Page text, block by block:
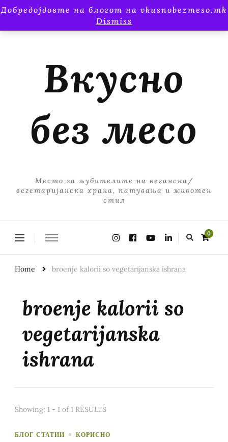
Добредојдовте на блогот на vkusnobezmeso.mk
Dismiss
Вкусно
без месо
Место за љубителите на веганска/
вегетаријанска храна, патувања и животен
стил
0
Home broenje kalorii so vegetarijanska ishrana
broenje kalorii so
vegetarijanska
ishrana
Showing: 1 - 1 of 1 RESULTS
БЛОГ СТАТИИ КОРИСНО